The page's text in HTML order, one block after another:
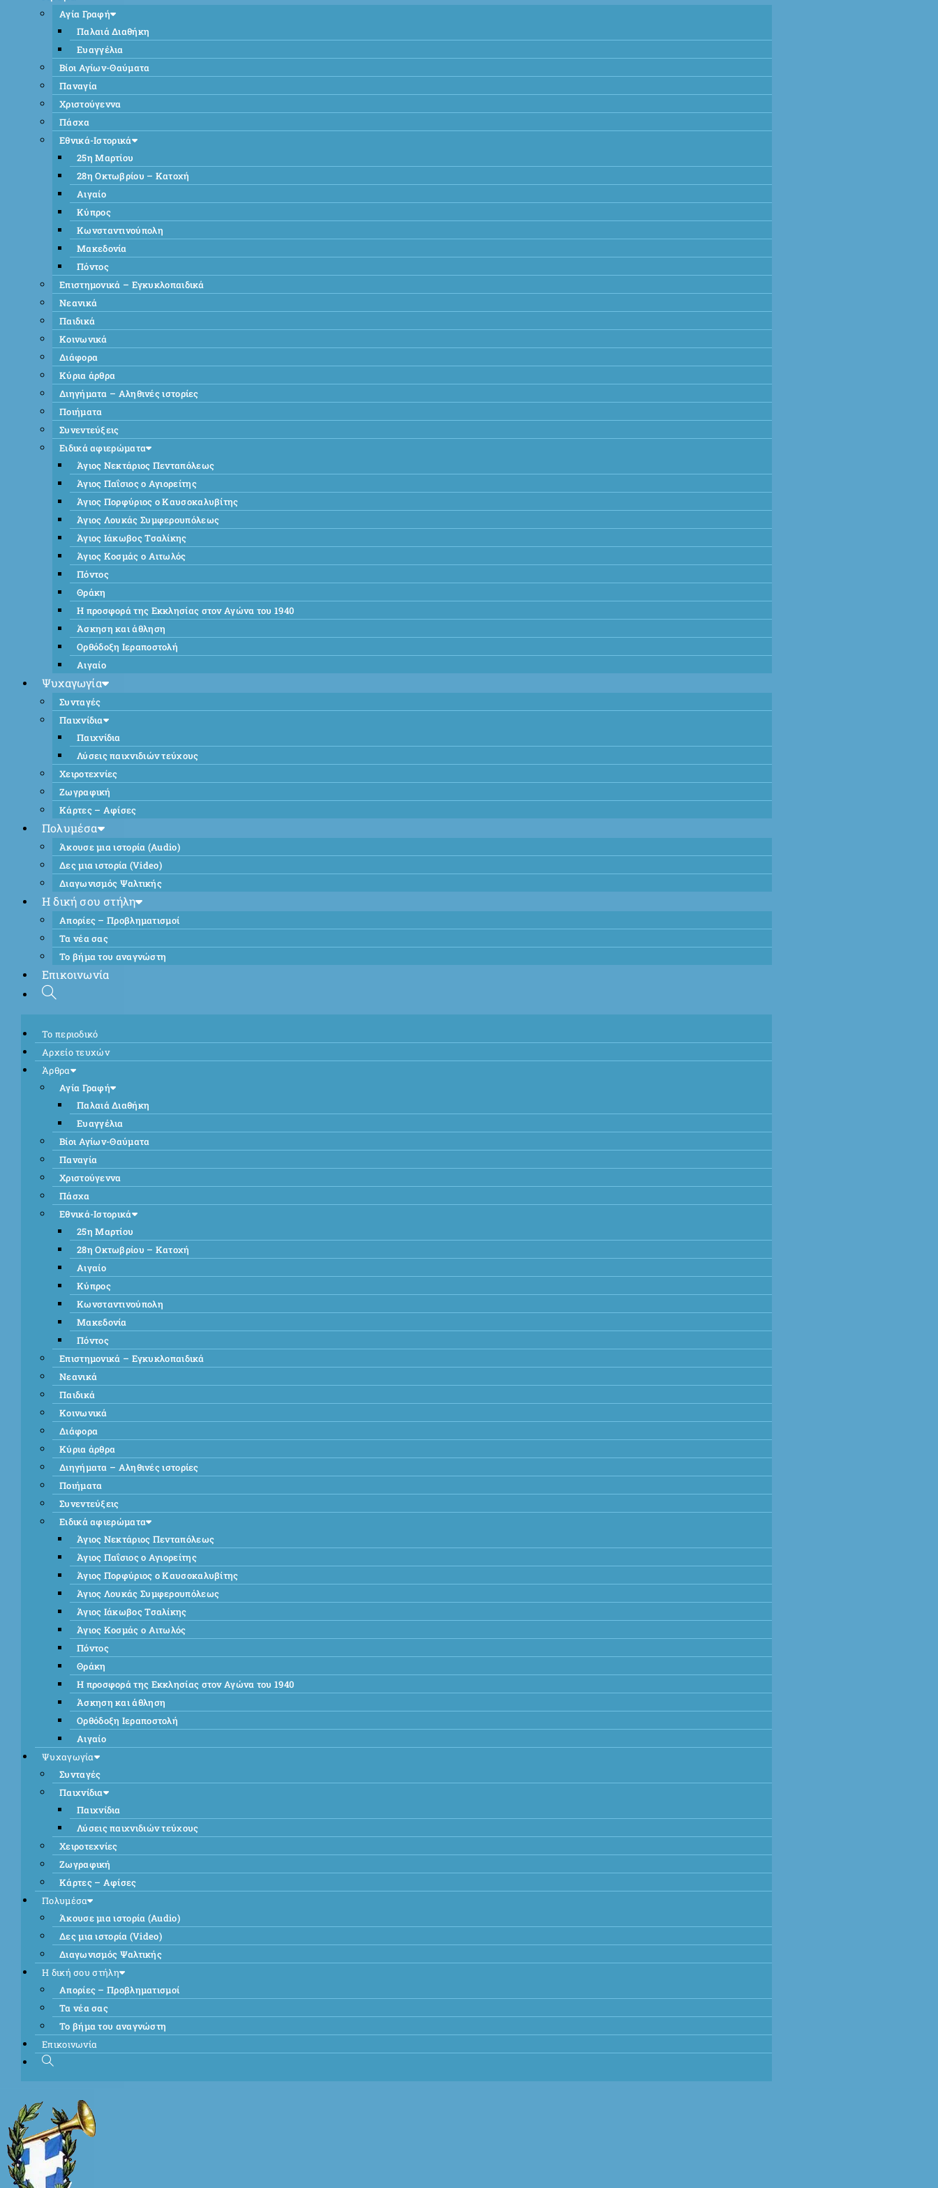
Αγία Γραφή
Παλαιά Διαθήκη
Ευαγγέλια
Βίοι Αγίων-Θαύματα
Παναγία
Χριστούγεννα
Πάσχα
Εθνικά-Ιστορικά
25η Μαρτίου
28η Οκτωβρίου – Κατοχή
Αιγαίο
Κύπρος
Κωνσταντινούπολη
Μακεδονία
Πόντος
Επιστημονικά – Εγκυκλοπαιδικά
Νεανικά
Παιδικά
Κοινωνικά
Διάφορα
Κύρια άρθρα
Διηγήματα – Αληθινές ιστορίες
Ποιήματα
Συνεντεύξεις
Ειδικά αφιερώματα
Άγιος Νεκτάριος Πενταπόλεως
Άγιος Παΐσιος ο Αγιορείτης
Άγιος Πορφύριος ο Καυσοκαλυβίτης
Άγιος Λουκάς Συμφερουπόλεως
Άγιος Ιάκωβος Τσαλίκης
Άγιος Κοσμάς ο Αιτωλός
Πόντος
Θράκη
Η προσφορά της Εκκλησίας στον Αγώνα του 1940
Άσκηση και άθληση
Ορθόδοξη Ιεραποστολή
Αιγαίο
Ψυχαγωγία
Συνταγές
Παιχνίδια
Παιχνίδια
Λύσεις παιχνιδιών τεύχους
Χειροτεχνίες
Ζωγραφική
Κάρτες – Αφίσες
Πολυμέσα
Άκουσε μια ιστορία (Audio)
Δες μια ιστορία (Video)
Διαγωνισμός Ψαλτικής
Η δική σου στήλη
Απορίες – Προβληματισμοί
Τα νέα σας
Το βήμα του αναγνώστη
Επικοινωνία
Το περιοδικό
Αρχείο τευχών
Άρθρα
Αγία Γραφή
Παλαιά Διαθήκη
Ευαγγέλια
Βίοι Αγίων-Θαύματα
Παναγία
Χριστούγεννα
Πάσχα
Εθνικά-Ιστορικά
25η Μαρτίου
28η Οκτωβρίου – Κατοχή
Αιγαίο
Κύπρος
Κωνσταντινούπολη
Μακεδονία
Πόντος
Επιστημονικά – Εγκυκλοπαιδικά
Νεανικά
Παιδικά
Κοινωνικά
Διάφορα
Κύρια άρθρα
Διηγήματα – Αληθινές ιστορίες
Ποιήματα
Συνεντεύξεις
Ειδικά αφιερώματα
Άγιος Νεκτάριος Πενταπόλεως
Άγιος Παΐσιος ο Αγιορείτης
Άγιος Πορφύριος ο Καυσοκαλυβίτης
Άγιος Λουκάς Συμφερουπόλεως
Άγιος Ιάκωβος Τσαλίκης
Άγιος Κοσμάς ο Αιτωλός
Πόντος
Θράκη
Η προσφορά της Εκκλησίας στον Αγώνα του 1940
Άσκηση και άθληση
Ορθόδοξη Ιεραποστολή
Αιγαίο
Ψυχαγωγία
Συνταγές
Παιχνίδια
Παιχνίδια
Λύσεις παιχνιδιών τεύχους
Χειροτεχνίες
Ζωγραφική
Κάρτες – Αφίσες
Πολυμέσα
Άκουσε μια ιστορία (Audio)
Δες μια ιστορία (Video)
Διαγωνισμός Ψαλτικής
Η δική σου στήλη
Απορίες – Προβληματισμοί
Τα νέα σας
Το βήμα του αναγνώστη
Επικοινωνία